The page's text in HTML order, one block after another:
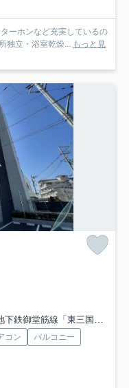
ーホンなど充実しているの
独立・浴室乾燥...
もっと見
鉄御堂筋線「東三国」駅 徒歩15分
コン
バルコニー